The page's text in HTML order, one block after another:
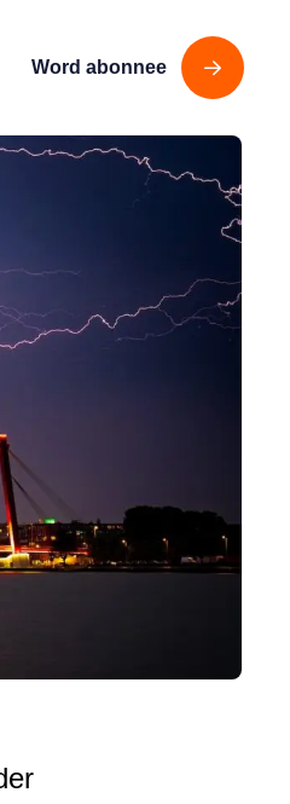
Word abonnee